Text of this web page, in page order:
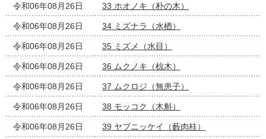
令和06年08月26日 33 ホオノキ（朴の木）
令和06年08月26日 34 ミズナラ（水楢）
令和06年08月26日 35 ミズメ（水目）
令和06年08月26日 36 ムクノキ（椋木）
令和06年08月26日 37 ムクロジ（無患子）
令和06年08月26日 38 モッコク（木斛）
令和06年08月26日 39 ヤブニッケイ（藪肉桂）